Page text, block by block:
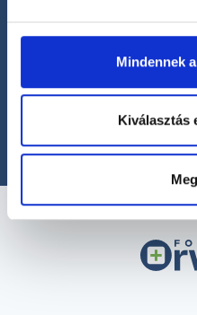
Mindennek
Kiválasztás
(H-P: